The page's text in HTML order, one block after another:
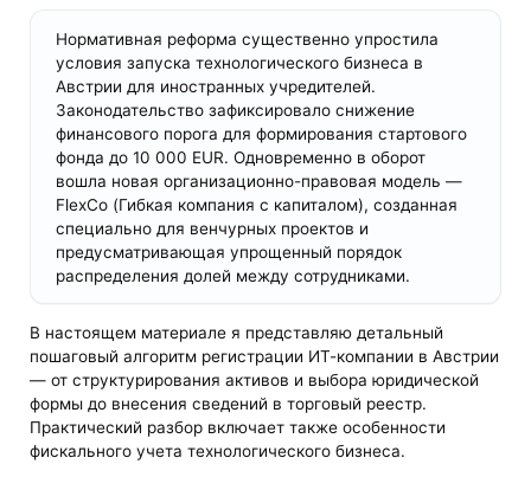
Нормативная реформа существенно упростила
условия запуска технологического бизнеса в
Австрии для иностранных учредителей.
Законодательство зафиксировало снижение
финансового порога для формирования стартового
фонда до 10 000 EUR. Одновременно в оборот
вошла новая организационно-правовая модель —
FlexCo (Гибкая компания с капиталом), созданная
специально для венчурных проектов и
предусматривающая упрощенный порядок
распределения долей между сотрудниками.
В настоящем материале я представляю детальный
пошаговый алгоритм регистрации ИТ-компании в Австрии
— от структурирования активов и выбора юридической
формы до внесения сведений в торговый реестр.
Практический разбор включает также особенности
фискального учета технологического бизнеса.